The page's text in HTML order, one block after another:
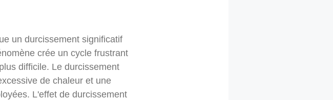
un durcissement significatif
crée un cycle frustrant
difficile. Le durcissement
de chaleur et une
L'effet de durcissement